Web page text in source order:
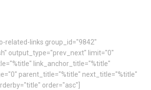
related-links group_id="9842"
output_type="prev_next" limit="0"
link_anchor_title="%title"
parent_title="%title" next_title="%title"
order="asc"]